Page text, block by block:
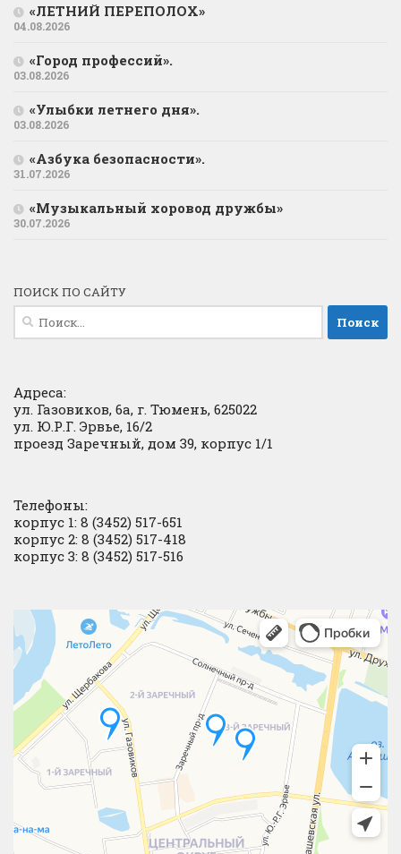
«ЛЕТНИЙ ПЕРЕПОЛОХ»
04.08.2026
«Город профессий».
03.08.2026
«Улыбки летнего дня».
03.08.2026
«Азбука безопасности».
31.07.2026
«Музыкальный хоровод дружбы»
30.07.2026
ПОИСК ПО САЙТУ
Найти:
Адреса:
ул. Газовиков, 6а, г. Тюмень, 625022
ул. Ю.Р.Г. Эрвье, 16/2
проезд Заречный, дом 39, корпус 1/1
Телефоны:
корпус 1: 8 (3452) 517-651
корпус 2: 8 (3452) 517-418
корпус 3: 8 (3452) 517-516